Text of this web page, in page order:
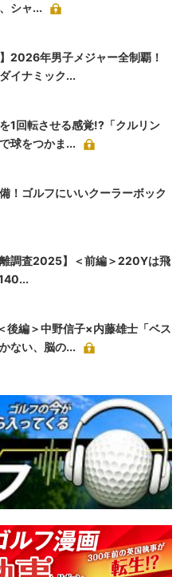
シャ...
2026年男子メジャー全制覇！
イナミック...
1回転させる感覚!?「クルリン
球をつかま...
！ゴルフにいいクーラーボック
離調査2025】＜前編＞220Yは飛
後編＞中野信子×内藤雄士「ベス
ない、脳の...